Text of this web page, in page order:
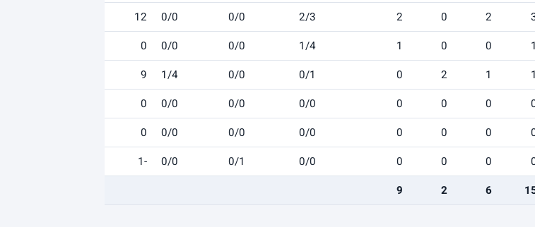
2
0
2
2/3
0/0
0/0
12
1
0
0
1
1/4
0/0
0/0
0
1
1
2
0
0/1
0/0
1/4
9
0
0
0
0/0
0/0
0/0
0
0
0
0
0/0
0/0
0/0
0
0
0
0
0/0
0/1
0/0
-1
6
2
9